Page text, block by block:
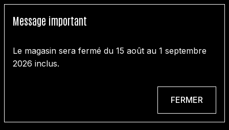
Message important
Le magasin sera fermé du 15 août au 1 septembre
2026 inclus.
FERMER